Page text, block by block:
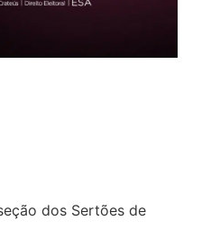
dos Sertões de